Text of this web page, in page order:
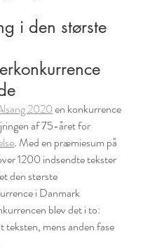
i den største
2020 en konkurrence
af 75-året for
. Med en præmiesum på
1200 indsendte tekster
den største
i Danmark
blev det i to:
teksten, mens anden fase